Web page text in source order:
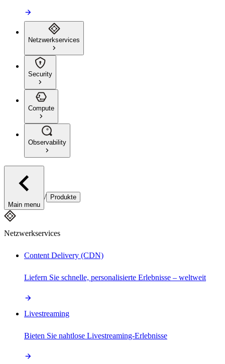
Netzwerkservices
Security
Compute
Observability
Main menu
/ Produkte
Netzwerkservices
Content Delivery (CDN)
Liefern Sie schnelle, personalisierte Erlebnisse – weltweit
Livestreaming
Bieten Sie nahtlose Livestreaming-Erlebnisse